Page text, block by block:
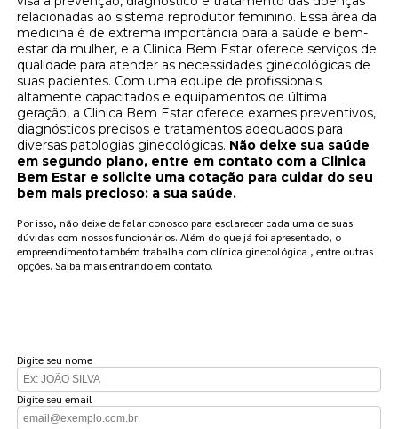
relacionadas ao sistema reprodutor feminino. Essa área da
medicina é de extrema importância para a saúde e bem-
estar da mulher, e a Clinica Bem Estar oferece serviços de
qualidade para atender as necessidades ginecológicas de
suas pacientes. Com uma equipe de profissionais
altamente capacitados e equipamentos de última
geração, a Clinica Bem Estar oferece exames preventivos,
diagnósticos precisos e tratamentos adequados para
diversas patologias ginecológicas. Não deixe sua saúde
em segundo plano, entre em contato com a Clinica
Bem Estar e solicite uma cotação para cuidar do seu
bem mais precioso: a sua saúde.
Por isso, não deixe de falar conosco para esclarecer cada uma de suas
dúvidas com nossos funcionários. Além do que já foi apresentado, o
empreendimento também trabalha com clínica ginecológica , entre outras
opções. Saiba mais entrando em contato.
Digite seu nome
Digite seu email